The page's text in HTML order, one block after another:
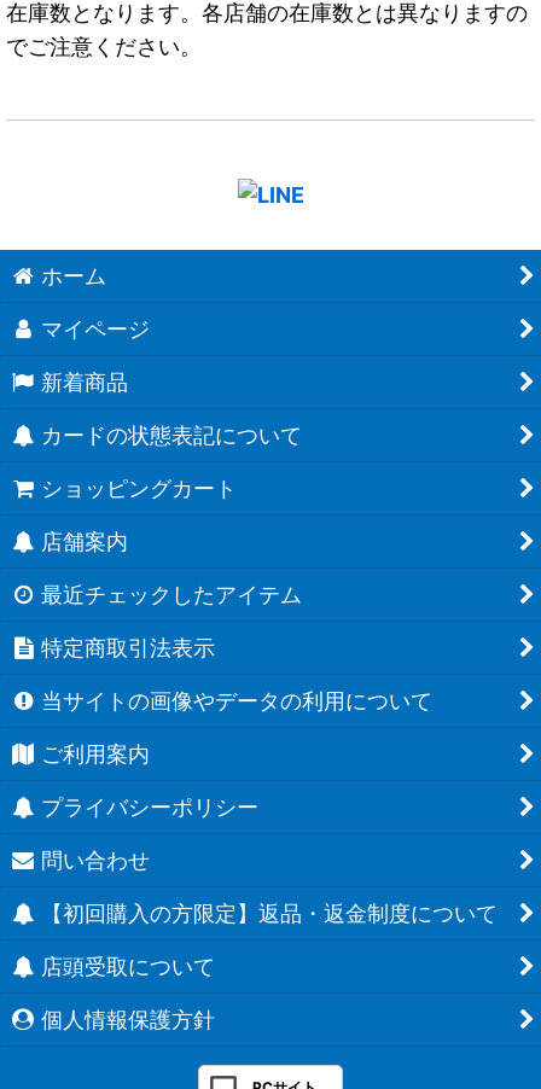
在庫数となります。各店舗の在庫数とは異なりますの
でご注意ください。
ホーム
マイページ
新着商品
カードの状態表記について
ショッピングカート
店舗案内
最近チェックしたアイテム
特定商取引法表示
当サイトの画像やデータの利用について
ご利用案内
プライバシーポリシー
問い合わせ
【初回購入の方限定】返品・返金制度について
店頭受取について
個人情報保護方針